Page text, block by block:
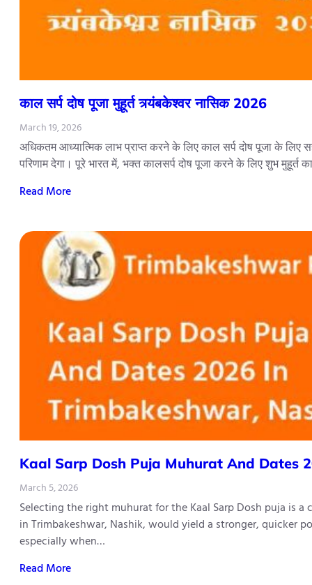
काल सर्प दोष पूजा मुहूर्त त्र्यंबकेश्वर नासिक 2026
March 19, 2026
अधिकतम आध्यात्मिक लाभ प्राप्त करने के लिए काल सर्प दोष पूजा के लिए
परिणाम देगा। पूरे भारत में, भक्त कालसर्प दोष पूजा करने के लिए शुभ मुहूर्त
Read More
Kaal​‍​‌‍​‍‌​‍​‌‍​‍‌ Sarp Dosh Puja Muhurat And Dates
March 5, 2026
Selecting the right muhurat for the Kaal Sarp Dosh puja is
in Trimbakeshwar, Nashik, would yield a stronger, quicker
especially when…
Read More